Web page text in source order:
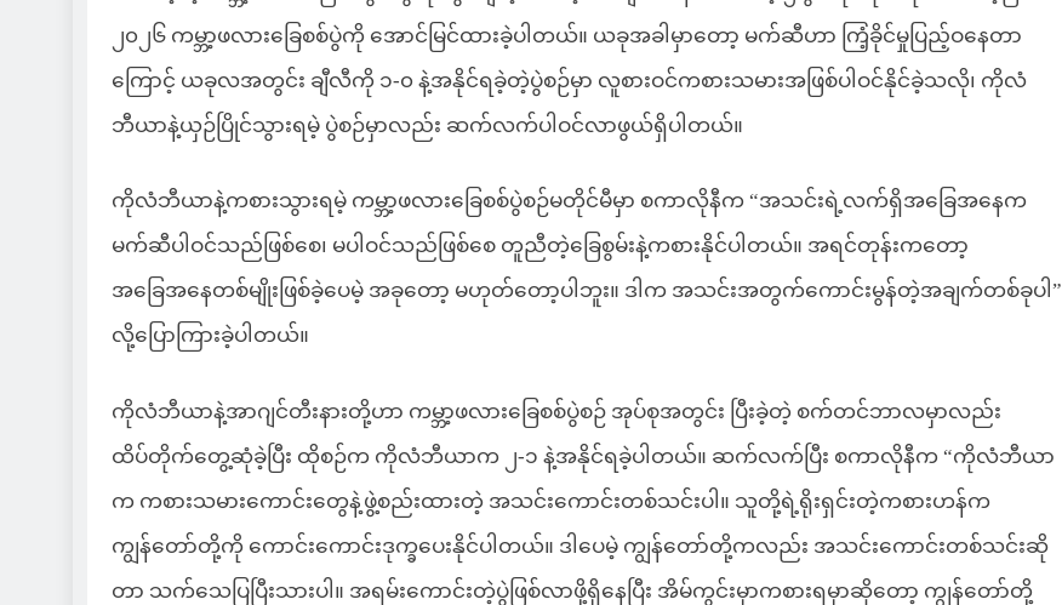
၂၀၂၆ ကမ္ဘာ့ဖလားခြေစစ်ပွဲကို အောင်မြင်ထားခဲ့ပါတယ်။ ယခုအခါမှာတော့ မက်ဆီဟာ ကြံ့ခိုင်မှုပြည့်ဝနေတာ
ကြောင့် ယခုလအတွင်း ချီလီကို ၁-၀ နဲ့အနိုင်ရခဲ့တဲ့ပွဲစဉ်မှာ လူစားဝင်ကစားသမားအဖြစ်ပါဝင်နိုင်ခဲ့သလို၊ ကိုလံ
ဘီယာနဲ့ယှဉ်ပြိုင်သွားရမဲ့ ပွဲစဉ်မှာလည်း ဆက်လက်ပါဝင်လာဖွယ်ရှိပါတယ်။
ကိုလံဘီယာနဲ့ကစားသွားရမဲ့ ကမ္ဘာ့ဖလားခြေစစ်ပွဲစဉ်မတိုင်မီမှာ စကာလိုနီက “အသင်းရဲ့လက်ရှိအခြေအနေက
မက်ဆီပါဝင်သည်ဖြစ်စေ၊ မပါဝင်သည်ဖြစ်စေ တူညီတဲ့ခြေစွမ်းနဲ့ကစားနိုင်ပါတယ်။ အရင်တုန်းကတော့
အခြေအနေတစ်မျိုးဖြစ်ခဲ့ပေမဲ့ အခုတော့ မဟုတ်တော့ပါဘူး။ ဒါက အသင်းအတွက်ကောင်းမွန်တဲ့အချက်တစ်ခုပါ”
လို့ပြောကြားခဲ့ပါတယ်။
ကိုလံဘီယာနဲ့အာဂျင်တီးနားတို့ဟာ ကမ္ဘာ့ဖလားခြေစစ်ပွဲစဉ် အုပ်စုအတွင်း ပြီးခဲ့တဲ့ စက်တင်ဘာလမှာလည်း
ထိပ်တိုက်တွေ့ဆုံခဲ့ပြီး ထိုစဉ်က ကိုလံဘီယာက ၂-၁ နဲ့အနိုင်ရခဲ့ပါတယ်။ ဆက်လက်ပြီး စကာလိုနီက “ကိုလံဘီယာ
က ကစားသမားကောင်းတွေနဲ့ဖွဲ့စည်းထားတဲ့ အသင်းကောင်းတစ်သင်းပါ။ သူတို့ရဲ့ရိုးရှင်းတဲ့ကစားဟန်က
ကျွန်တော်တို့ကို ကောင်းကောင်းဒုက္ခပေးနိုင်ပါတယ်။ ဒါပေမဲ့ ကျွန်တော်တို့ကလည်း အသင်းကောင်းတစ်သင်းဆို
တာ သက်သေပြပြီးသားပါ။ အရမ်းကောင်းတဲ့ပွဲဖြစ်လာဖို့ရှိနေပြီး အိမ်ကွင်းမှာကစားရမှာဆိုတော့ ကျွန်တော်တို့